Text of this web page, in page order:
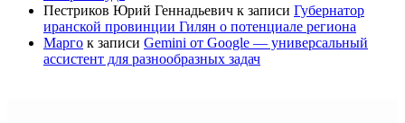
Пестриков Юрий Геннадьевич к записи Губернатор
иранской провинции Гилян о потенциале региона
Марго к записи Gemini от Google — универсальный
ассистент для разнообразных задач